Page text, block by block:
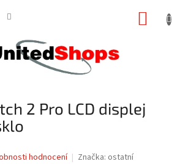
2 Pro LCD displej
hodnocení Značka: ostatní